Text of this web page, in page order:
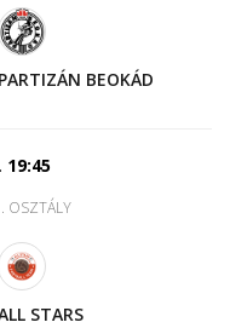
PARTIZÁN BEOKÁD
19:45
OSZTÁLY
STARS